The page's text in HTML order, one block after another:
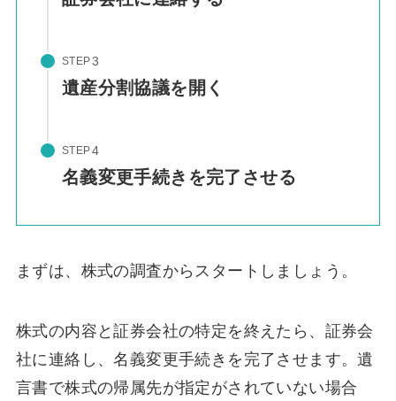
STEP
遺産分割協議を開く
STEP
名義変更手続きを完了させる
まずは、株式の調査からスタートしましょう。
株式の内容と証券会社の特定を終えたら、証券会
社に連絡し、名義変更手続きを完了させます。遺
言書で株式の帰属先が指定がされていない場合